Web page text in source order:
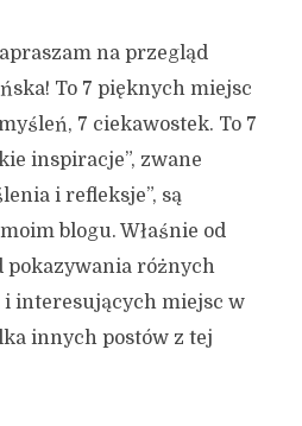
na przegląd
To 7 pięknych miejsc
7 ciekawostek. To 7
inspiracje”, zwane
i refleksje”, są
blogu. Właśnie od
pokazywania różnych
i interesujących miejsc w
innych postów z tej